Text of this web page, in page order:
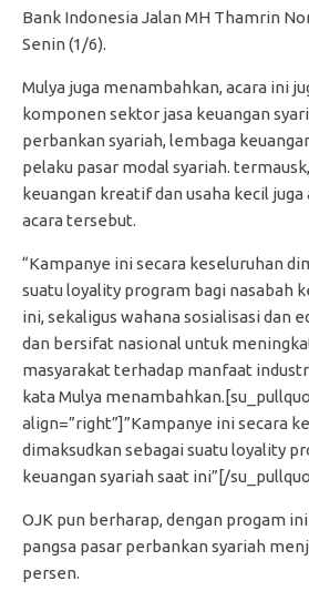
Bank Indonesia Jalan MH Thamrin
Senin (1/6).
Mulya juga menambahkan, acara ini
komponen sektor jasa keuangan
perbankan syariah, lembaga
pelaku pasar modal syariah.
keuangan kreatif dan usaha kecil
acara tersebut.
“Kampanye ini secara keseluruhan
suatu loyality program bagi nasabah
ini, sekaligus wahana sosialisasi dan
dan bersifat nasional untuk
masyarakat terhadap manfaat
kata Mulya
align=”right”]”Kampanye ini secara
dimaksudkan sebagai suatu loyality
keuangan syariah saat ini”[/
OJK pun berharap, dengan progam
pangsa pasar perbankan syariah
persen.